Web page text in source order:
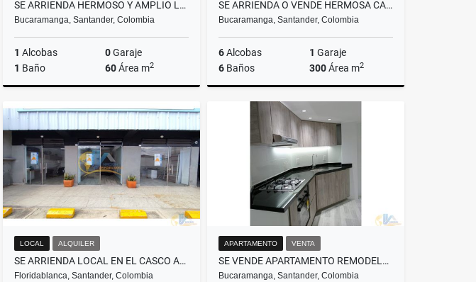
SE ARRIENDA HERMOSO Y AMPLIO LOCAL EN SAN FRANCISCO
Bucaramanga, Santander, Colombia
1 Alcobas 0Garaje
1 Baño 60Área m2
Alquiler
$2.000.000
SE ARRIENDA O VENDE HERMOSA CASA EN FRENTE A LA CLINICA BUCARAMANGA
Bucaramanga, Santander, Colombia
6Alcobas 1 Garaje
6 Baños 300Área m2
$1.700.000.000 $12.000.000
LOCAL ALQUILER
SE ARRIENDA LOCAL EN EL CASCO ANTIGUO/FLORIDABLANCA
Floridablanca, Santander, Colombia
APARTAMENTO VENTA
SE VENDE APARTAMENTO REMODELADO EN ALKAZARES/PROVENZA.
Bucaramanga, Santander, Colombia